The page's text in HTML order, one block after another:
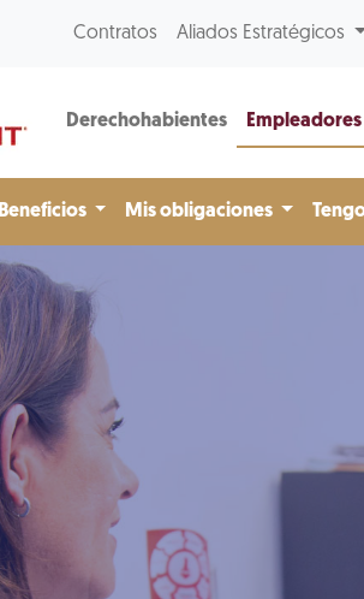
Contratos Aliados Estratégicos
Derechohabientes Empleadores
Beneficios Mis obligaciones